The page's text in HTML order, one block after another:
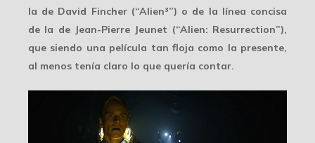
la de David Fincher (“Alien³”) o de la línea concisa
de la de Jean-Pierre Jeunet (“Alien: Resurrection”),
que siendo una película tan floja como la presente,
al menos tenía claro lo que quería contar.